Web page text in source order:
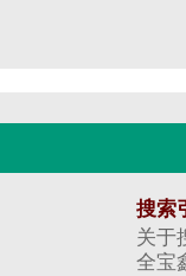
搜索
关于
全宝